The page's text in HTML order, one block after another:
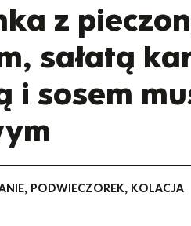
z
sałatą
i sosem
PODWIECZOREK, KOLACJA